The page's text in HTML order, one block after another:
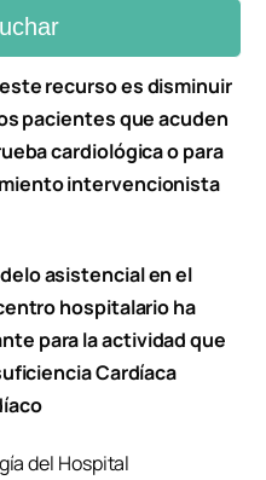
recurso es disminuir
pacientes que acuden
cardiológica o para
intervencionista
asistencial en el
hospitalario ha
para la actividad que
Cardíaca
del Hospital